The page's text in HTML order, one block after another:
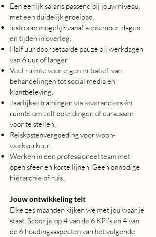
Een eerlijk salaris passend bij jouw niveau,
met een duidelijk groeipad.
Instroom mogelijk vanaf september, dagen
en tijden in overleg.
Half uur doorbetaalde pauze bij werkdagen
van 6 uur of langer.
Veel ruimte voor eigen initiatief, van
behandelingen tot social media en
klantbeleving.
Jaarlijkse trainingen via leveranciers én
ruimte om zelf opleidingen of cursussen
voor te stellen.
Reiskostenvergoeding voor woon-
werkverkeer.
Werken in een professioneel team met
open sfeer en korte lijnen. Geen onnodige
hiërarchie of ruis.
Jouw ontwikkeling telt
Elke zes maanden kijken we met jou waar je
staat. Scoor je op 4 van de 6 KPI’s en 4 van
de 6 houdingsaspecten van het volgende